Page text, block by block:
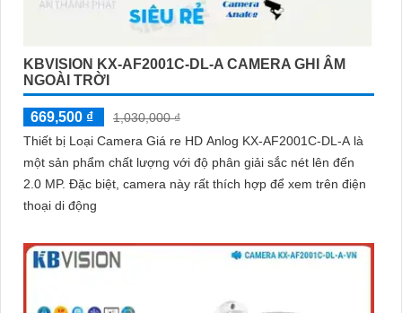
KBVISION KX-AF2001C-DL-A CAMERA GHI ÂM
NGOÀI TRỜI
669,500 ₫
1,030,000 ₫
Thiết bị Loại Camera Giá re HD Anlog KX-AF2001C-DL-A là
một sản phẩm chất lượng với độ phân giải sắc nét lên đến
2.0 MP. Đặc biệt, camera này rất thích hợp để xem trên điện
thoại di động